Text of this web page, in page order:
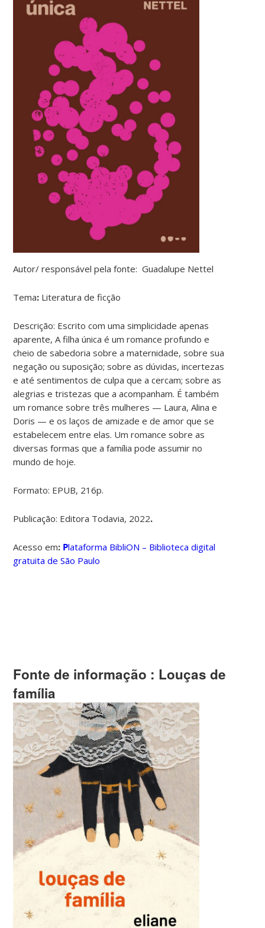
Autor/ responsável pela fonte:Guadalupe Nettel
Tema: Literatura de ficção
Descrição: Escrito com uma simplicidade apenas
aparente, A filha única é um romance profundo e
cheio de sabedoria sobre a maternidade, sobre sua
negação ou suposição; sobre as dúvidas, incertezas
e até sentimentos de culpa que a cercam; sobre as
alegrias e tristezas que a acompanham. É também
um romance sobre três mulheres — Laura, Alina e
Doris — e os laços de amizade e de amor que se
estabelecem entre elas. Um romance sobre as
diversas formas que a família pode assumir no
mundo de hoje.
Formato: EPUB, 216p.
Publicação: Editora Todavia, 2022.
Acesso em: Plataforma BibliON – Biblioteca digital
gratuita de São Paulo
Fonte de informação : Louças de
família